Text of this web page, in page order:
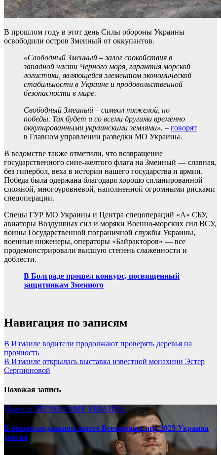
В прошлом году в этот день Силы обороны Украины
освободили остров Змеиный от оккупантов.
«Свободный Змеиный – залог спокойствия в
западной части Черного моря, гарантия морской
логистики, являющейся элементом экономической
стабильности в Украине и продовольственной
безопасности в мире.
Свободный Змеиный – символ тяжелой, но
победы. Так будет и со всеми другими временно
оккупированными украинскими землями», – говорят
в Главном управлении разведки МО Украины.
В ведомстве также отметили, что возвращение
государственного сине-желтого флага на Змеиный — славная,
без гипербол, веха в истории нашего государства и армии.
Победа была одержана благодаря хорошо спланированной
сложной, многоуровневой, наполненной огромными рисками
спецоперации.
Спецы ГУР МО Украины и Центра спецопераций «А» СБУ,
авиаторы Воздушных сил и моряки Военно-морских сил ВСУ,
воины Государственной пограничной службы Украины,
военные инженеры, операторы «Байракторов» — все
продемонстрировали высшую степень слаженности и
доблести.
В Болграде прошел конкурс, посвященный
защитникам Змеиного
Навигация по записям
В Измаиле водители продолжают проверять деревья на
прочность
В Измаиле открылась выставка известной монахини Эстер
Серпионовой
Похожая запись
Новости РЕГИОНМИР УКРАИНА
В общем медальном зачете Всемирных игр-2025 Украина
третья